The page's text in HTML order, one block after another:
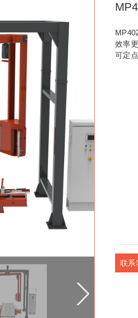
效率
可定
联系